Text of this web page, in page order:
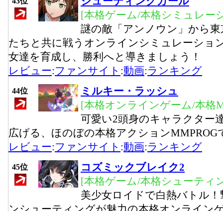
[本格ゲーム/本格シミュレー
謎の敵「アンノウン」から
たちと共に戦うオンラインシミュレーショ
女達を育成し、勝利へと導きましょう！
レビュー:ファンサイト :動画:ランキング
44位
ミルキー・ラッシュ
[本格オンラインゲーム/本格
可愛い2頭身のキャラクター
広げる、ほのぼの本格アクションMMPROG
レビュー:ファンサイト :動画:ランキング
45位
コズミックブレイク2
[本格ゲーム/本格シューティ
美少女ロイドで白熱バトル